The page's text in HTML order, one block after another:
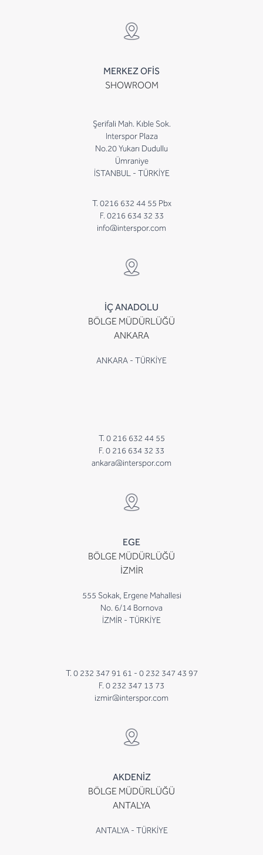
MERKEZ OFİS
SHOWROOM
Şerifali Mah. Kıble Sok.
Interspor Plaza
No.20 Yukarı Dudullu
Ümraniye
İSTANBUL - TÜRKİYE
T. 0216 632 44 55 Pbx
F. 0216 634 32 33
info@interspor.com
İÇ ANADOLU
BÖLGE MÜDÜRLÜĞÜ
ANKARA
ANKARA - TÜRKİYE
T. 0 216 632 44 55
F. 0 216 634 32 33
ankara@interspor.com
EGE
BÖLGE MÜDÜRLÜĞÜ
İZMİR
555 Sokak, Ergene Mahallesi
No. 6/14 Bornova
İZMİR - TÜRKİYE
T. 0 232 347 91 61 - 0 232 347 43 97
F. 0 232 347 13 73
izmir@interspor.com
AKDENİZ
BÖLGE MÜDÜRLÜĞÜ
ANTALYA
ANTALYA - TÜRKİYE